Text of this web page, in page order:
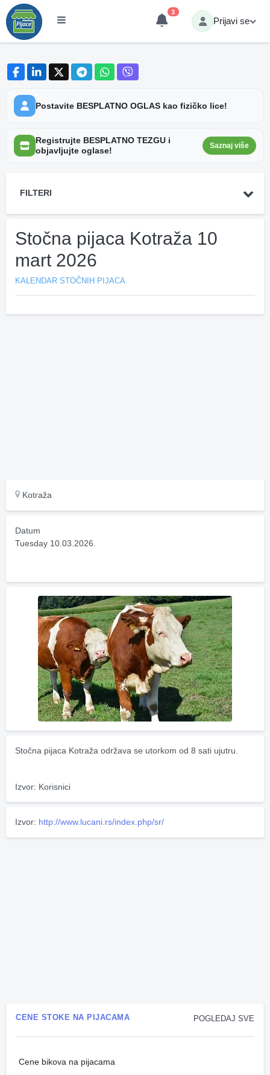
3
Prijavi se
Postavite BESPLATNO OGLAS kao fizičko lice!
Registrujte BESPLATNO TEZGU i
objavljujte oglase!
Saznaj više
FILTERI
Stočna pijaca Kotraža 10
mart 2026
KALENDAR STOČNIH PIJACA
Kotraža
Datum
Tuesday 10.03.2026.
Stočna pijaca Kotraža održava se utorkom od 8 sati ujutru.
Izvor: Korisnici
Izvor: http://www.lucani.rs/index.php/sr/
POGLEDAJ SVE
CENE STOKE NA PIJACAMA
Cene bikova na pijacama